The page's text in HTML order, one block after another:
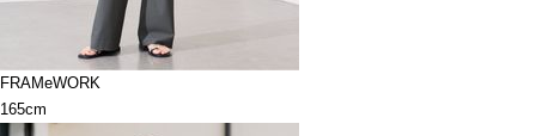
FRAMeWORK
165cm